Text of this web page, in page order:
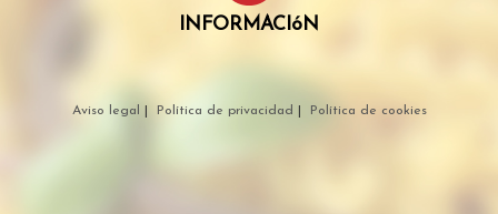
INFORMACIóN
Aviso legal Política de privacidad Política de cookies